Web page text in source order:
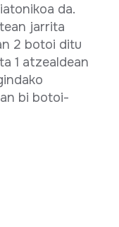
da.
jarrita
2 botoi ditu
1 atzealdean
bi botoi-